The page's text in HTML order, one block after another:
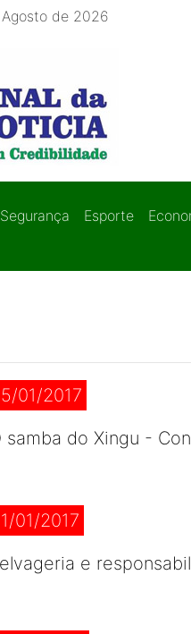
de 2026
Segurança Esporte
01/2017
samba do Xingu -
01/2017
e